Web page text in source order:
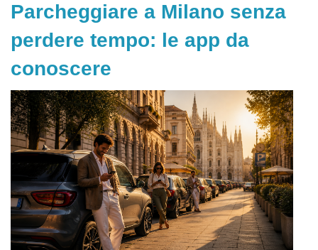
Parcheggiare a Milano senza
perdere tempo: le app da
conoscere